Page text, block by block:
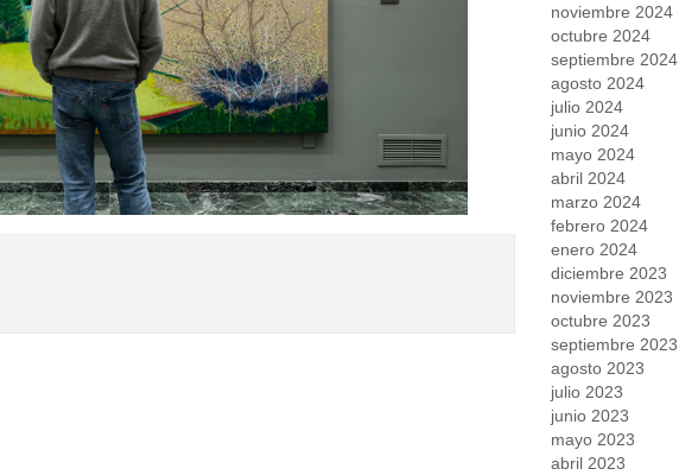
noviembre 2024
octubre 2024
septiembre 2024
agosto 2024
julio 2024
junio 2024
mayo 2024
abril 2024
marzo 2024
febrero 2024
enero 2024
diciembre 2023
noviembre 2023
octubre 2023
septiembre 2023
agosto 2023
julio 2023
junio 2023
mayo 2023
abril 2023